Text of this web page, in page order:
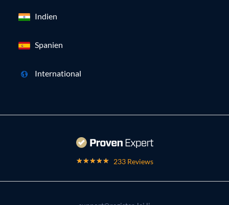
Indien
Spanien
International
233 Reviews